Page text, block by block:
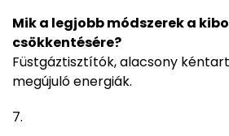
Mik a legjobb módszerek a
csökkentésére?
Füstgáztisztítók, alacsony
megújuló energiák.